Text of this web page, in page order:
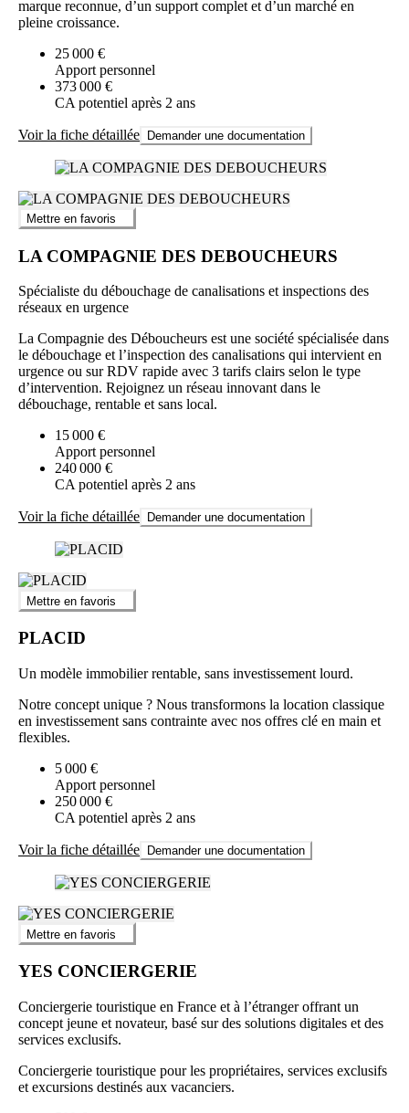
marque reconnue, d’un support complet et d’un marché en
pleine croissance.
25 000 €
Apport personnel
373 000 €
CA potentiel après 2 ans
Voir la fiche détaillée Demander une documentation
Mettre en favoris
LA COMPAGNIE DES DEBOUCHEURS
Spécialiste du débouchage de canalisations et inspections des
réseaux en urgence
La Compagnie des Déboucheurs est une société spécialisée dans
le débouchage et l’inspection des canalisations qui intervient en
urgence ou sur RDV rapide avec 3 tarifs clairs selon le type
d’intervention. Rejoignez un réseau innovant dans le
débouchage, rentable et sans local.
15 000 €
Apport personnel
240 000 €
CA potentiel après 2 ans
Voir la fiche détaillée Demander une documentation
Mettre en favoris
PLACID
Un modèle immobilier rentable, sans investissement lourd.
Notre concept unique ? Nous transformons la location classique
en investissement sans contrainte avec nos offres clé en main et
flexibles.
5 000 €
Apport personnel
250 000 €
CA potentiel après 2 ans
Voir la fiche détaillée Demander une documentation
Mettre en favoris
YES CONCIERGERIE
Conciergerie touristique en France et à l’étranger offrant un
concept jeune et novateur, basé sur des solutions digitales et des
services exclusifs.
Conciergerie touristique pour les propriétaires, services exclusifs
et excursions destinés aux vacanciers.